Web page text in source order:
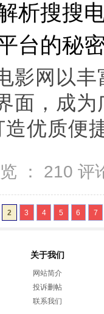
析搜搜
台的秘
影网以
面，成
优质便
： 210 评
2 3 4 5 6 7
关于我们
网站简介
投诉删帖
联系我们